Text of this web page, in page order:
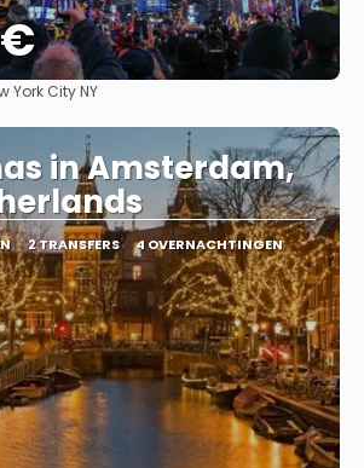
Bekijk
York City NY
in Amsterdam,
2 TRANSFERS 4 OVERNACHTINGEN